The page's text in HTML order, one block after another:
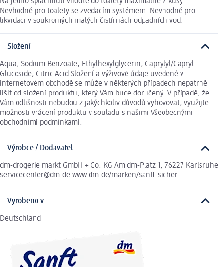
Na jedno spláchnutí vhoďte do toalety maximálně 2 kusy.
Nevhodné pro toalety se zvedacím systémem. Nevhodné pro
likvidaci v soukromých malých čistírnách odpadních vod.
Složení
Aqua, Sodium Benzoate, Ethylhexylglycerin, Caprylyl/Capryl
Glucoside, Citric Acid Složení a výživové údaje uvedené v
internetovém obchodě se může v některých případech nepatrně
lišit od složení produktu, který Vám bude doručený. V případě, že
Vám odlišnosti nebudou z jakýchkoliv důvodů vyhovovat, využijte
možnosti vrácení produktu v souladu s našimi Všeobecnými
obchodními podmínkami.
Výrobce / Dodavatel
dm-drogerie markt GmbH + Co. KG Am dm-Platz 1, 76227 Karlsruhe
servicecenter@dm.de www.dm.de/marken/sanft-sicher
Vyrobeno v
Deutschland